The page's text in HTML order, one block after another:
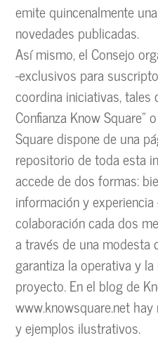
emite quincenalmente
novedades publicadas.
Así mismo, el Consejo
-exclusivos para
coordina iniciativas, tales
Confianza Know Square”
Square dispone de una
repositorio de toda esta
accede de dos formas:
información y
colaboración cada dos
a través de una modesta
garantiza la operativa y
proyecto. En el blog de
www.knowsquare.net
y ejemplos ilustrativos.